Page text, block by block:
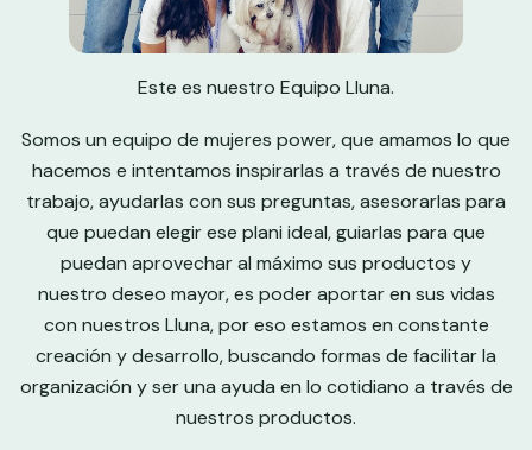
Este es nuestro Equipo Lluna.
Somos un equipo de mujeres power, que amamos lo que
hacemos e intentamos inspirarlas a través de nuestro
trabajo, ayudarlas con sus preguntas, asesorarlas para
que puedan elegir ese plani ideal, guiarlas para que
puedan aprovechar al máximo sus productos y
nuestro deseo mayor, es poder aportar en sus vidas
con nuestros Lluna, por eso estamos en constante
creación y desarrollo, buscando formas de facilitar la
organización y ser una ayuda en lo cotidiano a través de
nuestros productos.